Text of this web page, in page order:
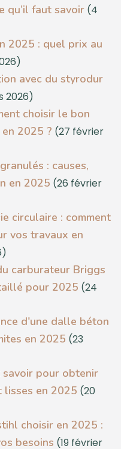
qu’il faut savoir (4
2025 : quel prix au
avec du styrodur
2026)
choisir le bon
2025 ? (27 février
: causes,
en 2025 (26 février
circulaire : comment
vos travaux en
carburateur Briggs
pour 2025 (24
d'une dalle béton
en 2025 (23
pour obtenir
lisses en 2025 (20
choisir en 2025 :
besoins (19 février